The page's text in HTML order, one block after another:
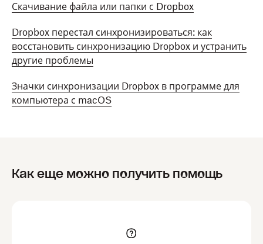
Скачивание файла или папки с Dropbox
Dropbox перестал синхронизироваться: как
восстановить синхронизацию Dropbox и устранить
другие проблемы
Значки синхронизации Dropbox в программе для
компьютера с macOS
Как еще можно получить помощь